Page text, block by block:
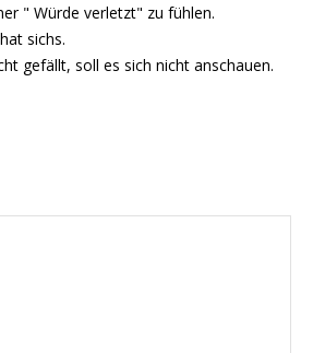
" Würde verletzt" zu fühlen.
sichs.
gefällt, soll es sich nicht anschauen.